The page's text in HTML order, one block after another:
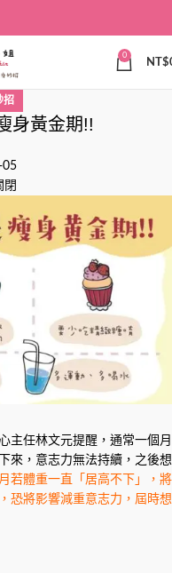
0
NT$
招
身黃金期!!
05
閉
主任林文元提醒，通常一個月
來，意志力無法持續，之後想
若體重一直「居高不下」，將
恐將影響減重意志力，屆時想